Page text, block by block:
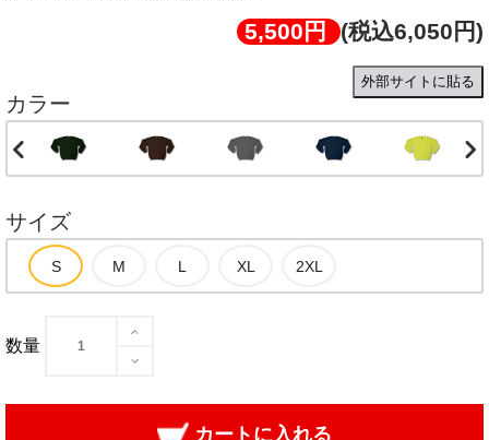
5,500円 (税込6,050円)
外部サイトに貼る
カラー
サイズ
数量
カートに入れる